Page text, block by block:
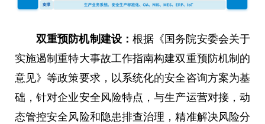
双重预防机制建设： 根据《国务院安委会关于
实施遏制重特大事故工作指南构建双重预防机制的
意见》等政策要求，以系统化的安全咨询方案为基
础，针对企业安全风险特点，与生产运营对接，动
态管控安全风险和隐患排查治理，精准解决风险分